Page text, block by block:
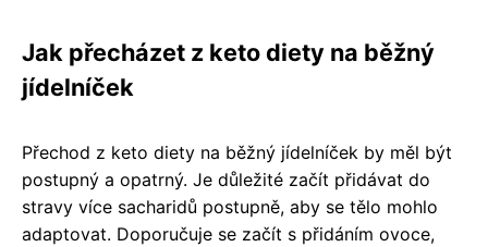
Jak přecházet z keto diety na běžný
jídelníček
Přechod z keto diety na běžný jídelníček by měl být
postupný a opatrný. Je důležité začít přidávat do
stravy více sacharidů postupně, aby se tělo mohlo
adaptovat. Doporučuje se začít s přidáním ovoce,